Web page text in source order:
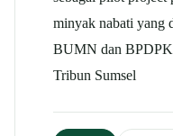
minyak nabati yang
BUMN dan
Tribun Sumsel